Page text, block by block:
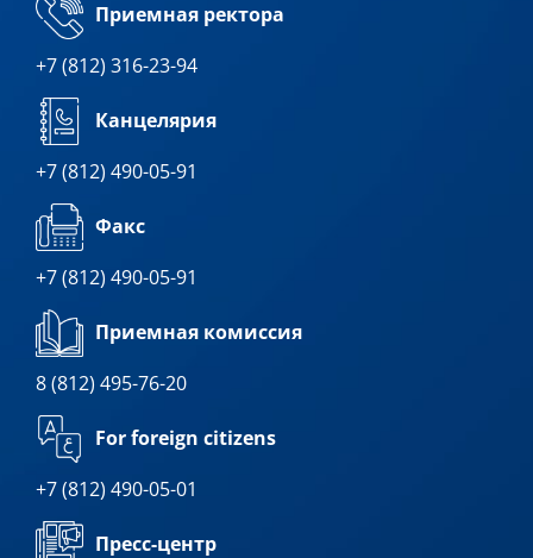
Приемная ректора
+7 (812) 316-23-94
Канцелярия
+7 (812) 490-05-91
Факс
+7 (812) 490-05-91
Приемная комиссия
8 (812) 495-76-20
For foreign citizens
+7 (812) 490-05-01
Пресс-центр